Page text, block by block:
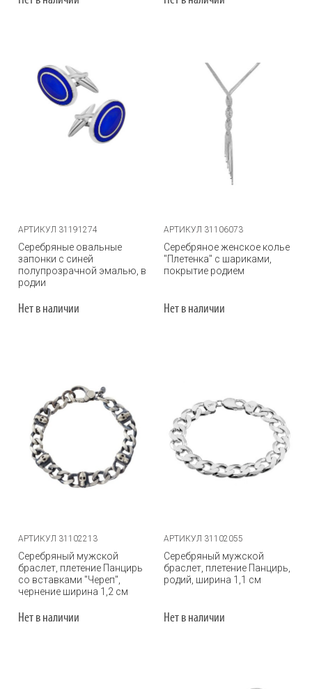
АРТИКУЛ 31191274
Серебряные овальные
запонки с синей
полупрозрачной эмалью, в
родии
Нет в наличии
АРТИКУЛ 31106073
Серебряное женское колье
"Плетенка" с шариками,
покрытие родием
Нет в наличии
АРТИКУЛ 31102213
Серебряный мужской
браслет, плетение Панцирь
со вставками "Череп",
чернение ширина 1,2 см
Нет в наличии
АРТИКУЛ 31102055
Серебряный мужской
браслет, плетение Панцирь,
родий, ширина 1,1 см
Нет в наличии